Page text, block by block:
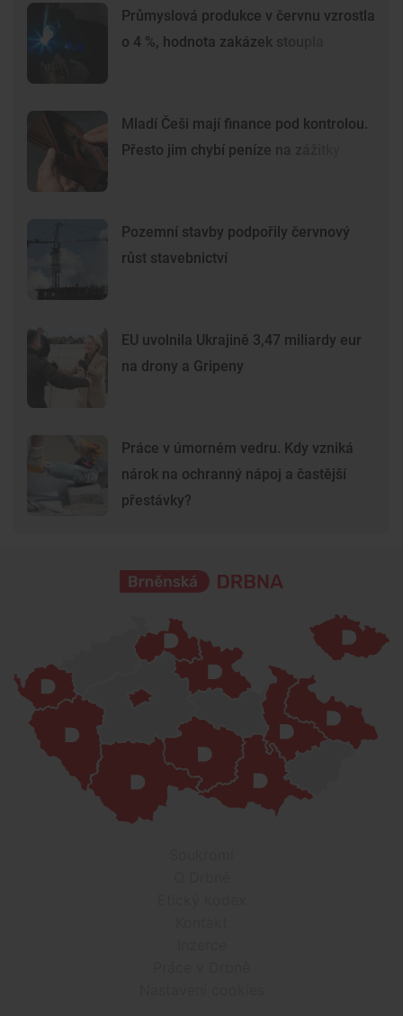
Průmyslová produkce v červnu vzrostla
o 4 %, hodnota zakázek stoupla
Mladí Češi mají finance pod kontrolou.
Přesto jim chybí peníze na zážitky
Pozemní stavby podpořily červnový
růst stavebnictví
EU uvolnila Ukrajině 3,47 miliardy eur
na drony a Gripeny
Práce v úmorném vedru. Kdy vzniká
nárok na ochranný nápoj a častější
přestávky?